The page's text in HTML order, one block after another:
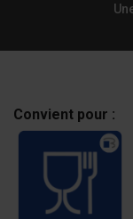
Convient pour :